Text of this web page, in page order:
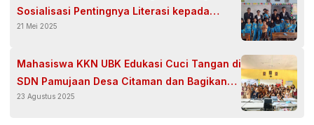
Sosialisasi Pentingnya Literasi kepada
Siswa Kelas 1 SD Negeri 02 Sidorejo
21 Mei 2025
Mahasiswa KKN UBK Edukasi Cuci Tangan di
SDN Pamujaan Desa Citaman dan Bagikan
Sabun Herbal Aloe Vera Buatan Sendiri
23 Agustus 2025